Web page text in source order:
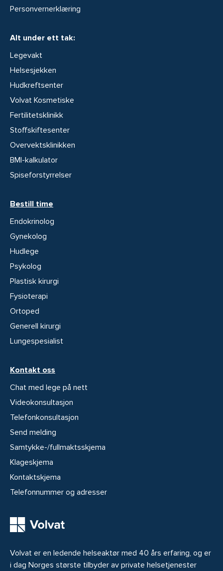
Volvat er en ledende helseaktør med 40 års erfaring, og er
i dag Norges største tilbyder av private helsetjenester
Personvernerklæring
Alt under ett tak:
Legevakt
Helsesjekken
Hudkreftsenter
Volvat Kosmetiske
Fertilitetsklinikk
Stoffskiftesenter
Overvektsklinikken
BMI-kalkulator
Spiseforstyrrelser
Bestill time
Endokrinolog
Gynekolog
Hudlege
Psykolog
Plastisk kirurgi
Fysioterapi
Ortoped
Generell kirurgi
Lungespesialist
Kontakt oss
Chat med lege på nett
Videokonsultasjon
Telefonkonsultasjon
Send melding
Samtykke-/fullmaktsskjema
Klageskjema
Kontaktskjema
Telefonnummer og adresser